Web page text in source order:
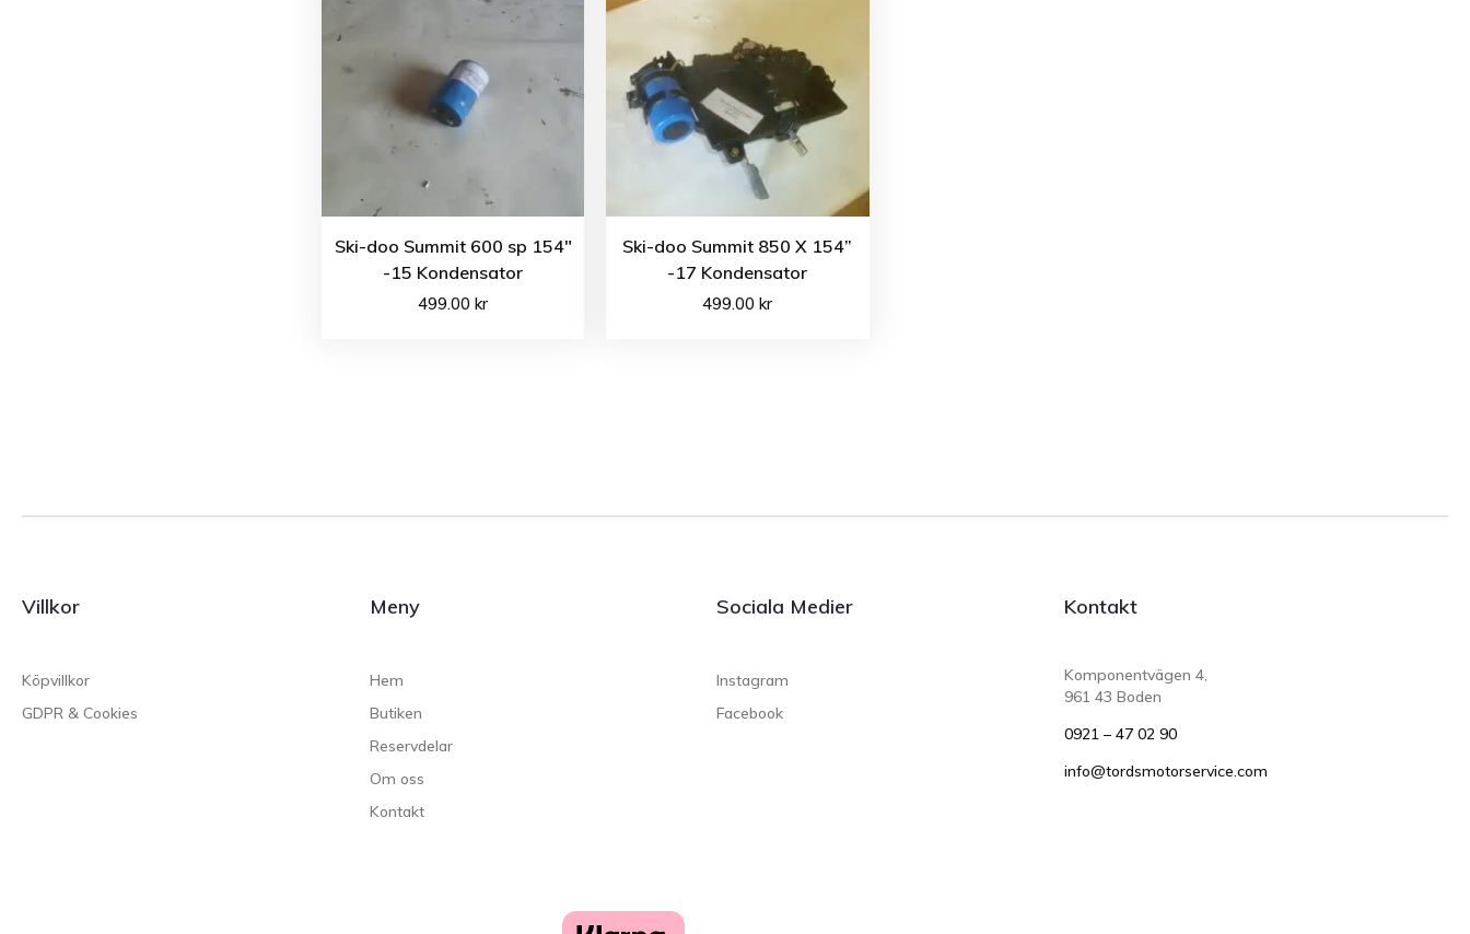
Ski-doo Summit 600 sp 154″
-15 Kondensator
499.00kr
Ski-doo Summit 850 X 154”
-17 Kondensator
499.00kr
Villkor
Köpvillkor
GDPR & Cookies
Meny
Hem
Butiken
Reservdelar
Om oss
Kontakt
Sociala Medier
Instagram
Facebook
Kontakt
Komponentvägen 4,
961 43 Boden
0921 – 47 02 90
info@tordsmotorservice.com